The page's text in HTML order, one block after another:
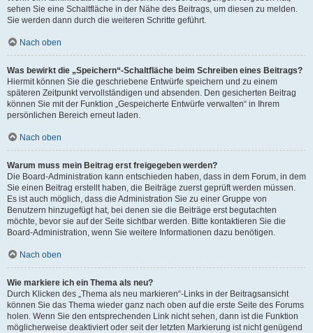
sehen Sie eine Schaltfläche in der Nähe des Beitrags, um diesen zu melden.
Sie werden dann durch die weiteren Schritte geführt.
Nach oben
Was bewirkt die „Speichern“-Schaltfläche beim Schreiben eines Beitrags?
Hiermit können Sie die geschriebene Entwürfe speichern und zu einem
späteren Zeitpunkt vervollständigen und absenden. Den gesicherten Beitrag
können Sie mit der Funktion „Gespeicherte Entwürfe verwalten“ in Ihrem
persönlichen Bereich erneut laden.
Nach oben
Warum muss mein Beitrag erst freigegeben werden?
Die Board-Administration kann entschieden haben, dass in dem Forum, in dem
Sie einen Beitrag erstellt haben, die Beiträge zuerst geprüft werden müssen.
Es ist auch möglich, dass die Administration Sie zu einer Gruppe von
Benutzern hinzugefügt hat, bei denen sie die Beiträge erst begutachten
möchte, bevor sie auf der Seite sichtbar werden. Bitte kontaktieren Sie die
Board-Administration, wenn Sie weitere Informationen dazu benötigen.
Nach oben
Wie markiere ich ein Thema als neu?
Durch Klicken des „Thema als neu markieren“-Links in der Beitragsansicht
können Sie das Thema wieder ganz nach oben auf die erste Seite des Forums
holen. Wenn Sie den entsprechenden Link nicht sehen, dann ist die Funktion
möglicherweise deaktiviert oder seit der letzten Markierung ist nicht genügend